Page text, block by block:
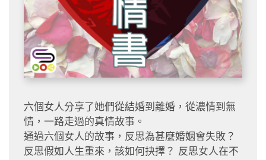
六個女人分享了她們從結婚到離婚，從濃情到無
情，一路走過的真情故事。
通過六個女人的故事，反思為甚麼婚姻會失敗？
反思假如人生重來，該如何抉擇？ 反思女人在不